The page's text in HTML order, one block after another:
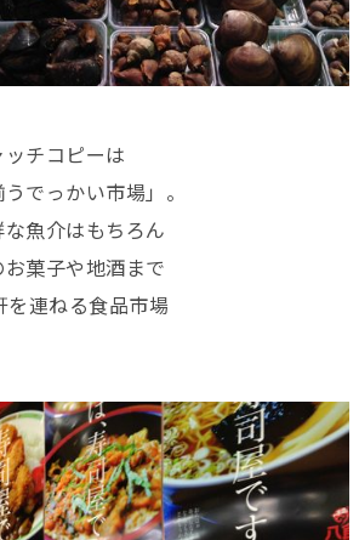
チコピーは
でっかい市場」。
魚介はもちろん
菓子や地酒まで
を連ねる食品市場